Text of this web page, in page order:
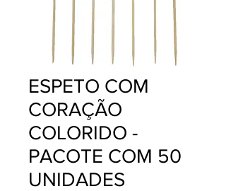
ESPETO COM
CORAÇÃO
COLORIDO -
PACOTE COM 50
UNIDADES